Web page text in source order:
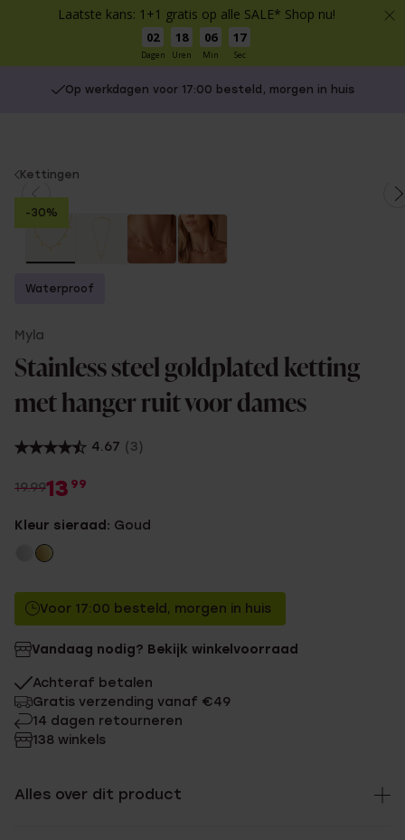
Laatste kans: 1+1 gratis op alle SALE* Shop nu!
02
Dagen
18
Uren
06
Min
17
Sec
Op werkdagen voor 17:00 besteld, morgen in huis
You
are
here:
Kettingen
-30%
Waterproof
Myla
Stainless steel goldplated ketting
met hanger ruit voor dames
4.67 (3)
19.9913 99
Kleur sieraad: Goud
Voor 17:00 besteld, morgen in huis
Vandaag nodig? Bekijk winkelvoorraad
Achteraf betalen
Gratis verzending vanaf €49
14 dagen retourneren
138 winkels
Alles over dit product